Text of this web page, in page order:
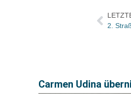
2.
Carmen Udina